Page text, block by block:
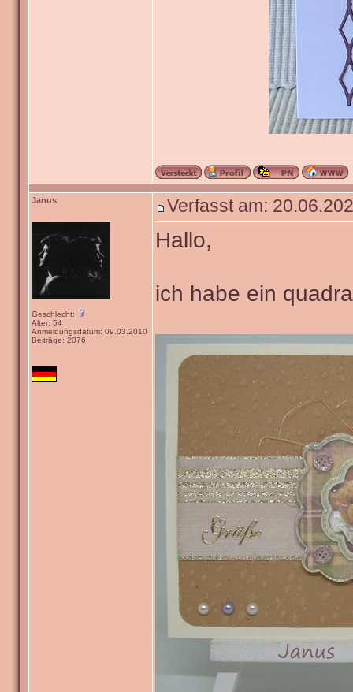
Janus
Geschlecht:
Alter: 54
Anmeldungsdatum: 09.03.2010
Beiträge: 2076
Verfasst am:
Hallo,
ich habe ein